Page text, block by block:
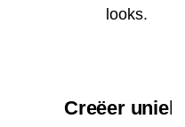
looks.
Creëer